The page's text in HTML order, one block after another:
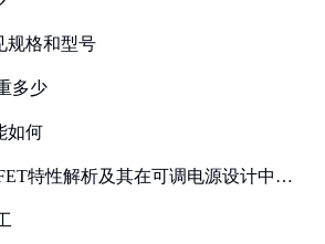
规格和型号
多少
如何
特性解析及其在可调电源设计中的